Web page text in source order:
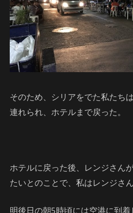
そのため、シリアをでた私たち
連れられ、ホテルまで戻った。
ホテルに戻った後、レンジさん
たいとのことで、私はレンジさ
明後日の朝5時頃には空港に到